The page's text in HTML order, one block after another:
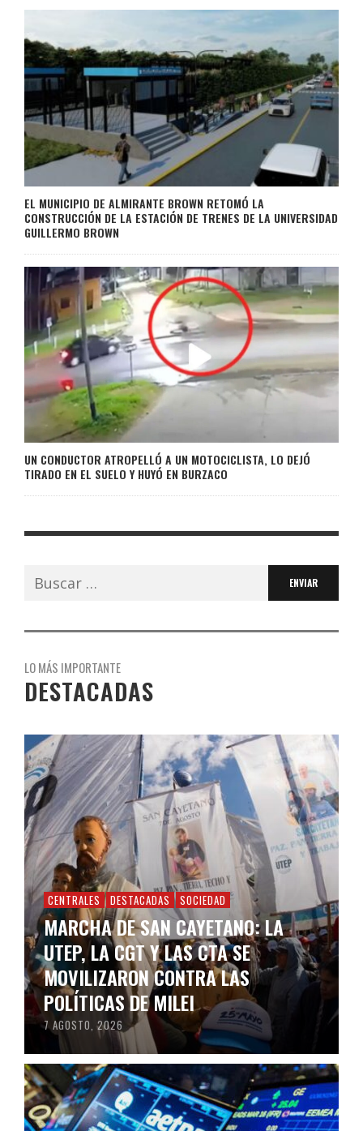
EL MUNICIPIO DE ALMIRANTE BROWN RETOMÓ LA
CONSTRUCCIÓN DE LA ESTACIÓN DE TRENES DE LA UNIVERSIDAD
GUILLERMO BROWN
UN CONDUCTOR ATROPELLÓ A UN MOTOCICLISTA, LO DEJÓ
TIRADO EN EL SUELO Y HUYÓ EN BURZACO
Buscar:
LO MÁS IMPORTANTE
DESTACADAS
CENTRALES DESTACADAS SOCIEDAD
MARCHA DE SAN CAYETANO: LA
UTEP, LA CGT Y LAS CTA SE
MOVILIZARON CONTRA LAS
POLÍTICAS DE MILEI
7 AGOSTO, 2026